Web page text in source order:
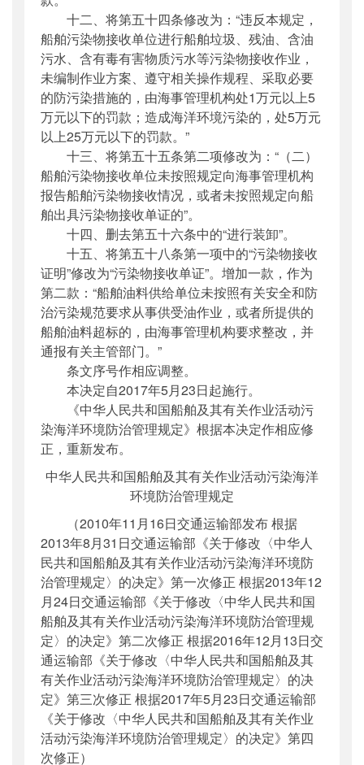
十二、将第五十四条修改为：“违反本规定，
船舶污染物接收单位进行船舶垃圾、残油、含油
污水、含有毒有害物质污水等污染物接收作业，
未编制作业方案、遵守相关操作规程、采取必要
的防污染措施的，由海事管理机构处1万元以上5
万元以下的罚款；造成海洋环境污染的，处5万元
以上25万元以下的罚款。”
十三、将第五十五条第二项修改为：“（二）
船舶污染物接收单位未按照规定向海事管理机构
报告船舶污染物接收情况，或者未按照规定向船
舶出具污染物接收单证的”。
十四、删去第五十六条中的“进行装卸”。
十五、将第五十八条第一项中的“污染物接收
证明”修改为“污染物接收单证”。增加一款，作为
第二款：“船舶油料供给单位未按照有关安全和防
治污染规范要求从事供受油作业，或者所提供的
船舶油料超标的，由海事管理机构要求整改，并
通报有关主管部门。”
条文序号作相应调整。
本决定自2017年5月23日起施行。
《中华人民共和国船舶及其有关作业活动污
染海洋环境防治管理规定》根据本决定作相应修
正，重新发布。
中华人民共和国船舶及其有关作业活动污染海洋
环境防治管理规定
（2010年11月16日交通运输部发布 根据
2013年8月31日交通运输部《关于修改〈中华人
民共和国船舶及其有关作业活动污染海洋环境防
治管理规定〉的决定》第一次修正 根据2013年12
月24日交通运输部《关于修改〈中华人民共和国
船舶及其有关作业活动污染海洋环境防治管理规
定〉的决定》第二次修正 根据2016年12月13日交
通运输部《关于修改〈中华人民共和国船舶及其
有关作业活动污染海洋环境防治管理规定〉的决
定》第三次修正 根据2017年5月23日交通运输部
《关于修改〈中华人民共和国船舶及其有关作业
活动污染海洋环境防治管理规定〉的决定》第四
次修正）